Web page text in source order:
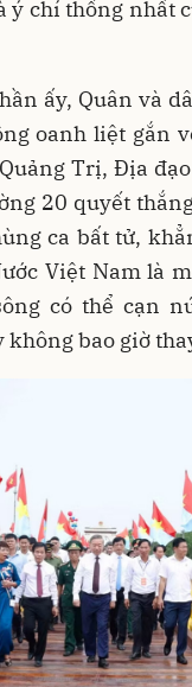
ý chí thống nhất
ấy, Quân và
oanh liệt gắn
Trị, Địa
20 quyết
ca bất tử,
Việt Nam là
có thể cạn
không bao giờ